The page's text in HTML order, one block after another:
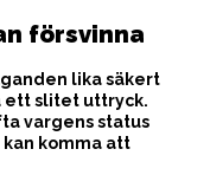
försvinna
lika säkert
ett slitet uttryck.
vargens status
komma att